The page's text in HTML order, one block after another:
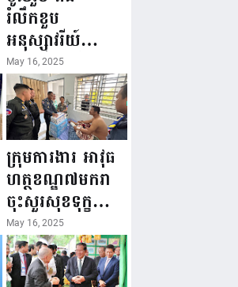
រំលឹកខួប
អនុស្សាវរីយ៍
លើកទី៨០ ថ្ងៃ
កំណើតនគរបាល
ជាតិកម្ពុជា “១៦
ឧសភា ១៩៤៥ ~
១៦ ឧសភា
២០២៥”...
May 16, 2025
ក្រុមការងារ អាវុធ
ហត្ថខណ្ឌ៧មករា
ចុះសួរសុខទុក្ខ
សមាជិក ដែលជួប
គ្រោះថ្នាក់
ចរាចរណ៍ កំពុង
May 16, 2025